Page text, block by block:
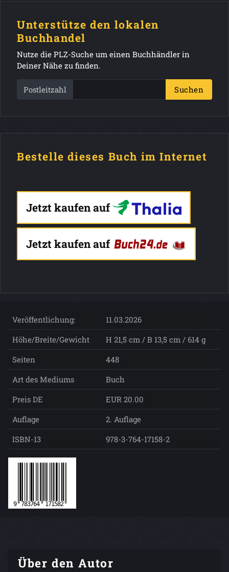
Unterstütze den lokalen
Buchhandel
Nutze die PLZ-Suche um einen Buchhändler in
Deiner Nähe zu finden.
Postleitzahl Suchen
Bestelle dieses Buch im Internet
Jetzt kaufen auf
Jetzt kaufen auf
Veröffentlichung:
11.03.2026
Höhe/Breite/Gewicht
H 21,5 cm / B 13,5 cm / 614 g
Seiten
448
Art des Mediums
Buch
Preis DE
EUR 20.00
Auflage
2. Auflage
ISBN-13
978-3-764-17158-2
Über den Autor